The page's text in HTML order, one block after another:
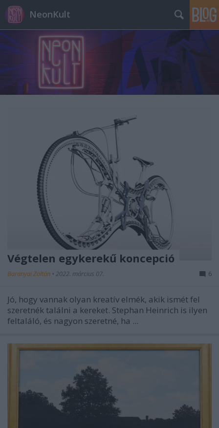
NeonKult
Végtelen egykerekű koncepció
Baranyai Zoltán • 2022. március 07. 6
Jó, hogy vannak olyan kreatív elmék, akik ismét fel
szeretnék találni a kereket. Stephan Heinrich is ilyen
feltaláló, és nagyon szeretné, ha ...